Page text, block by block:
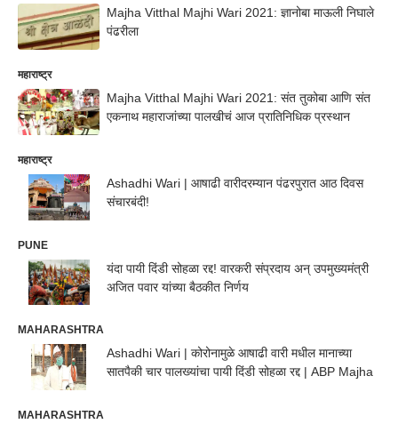
Majha Vitthal Majhi Wari 2021: ज्ञानोबा माऊली निघाले
पंढरीला
महाराष्ट्र
Majha Vitthal Majhi Wari 2021: संत तुकोबा आणि संत
एकनाथ महाराजांच्या पालखीचं आज प्रातिनिधिक प्रस्थान
महाराष्ट्र
Ashadhi Wari | आषाढी वारीदरम्यान पंढरपुरात आठ दिवस
संचारबंदी!
PUNE
यंदा पायी दिंडी सोहळा रद्द! वारकरी संप्रदाय अन् उपमुख्यमंत्री
अजित पवार यांच्या बैठकीत निर्णय
MAHARASHTRA
Ashadhi Wari | कोरोनामुळे आषाढी वारी मधील मानाच्या
सातपैकी चार पालख्यांचा पायी दिंडी सोहळा रद्द | ABP Majha
MAHARASHTRA